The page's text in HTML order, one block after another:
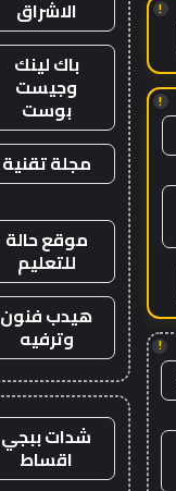
!
!
!
الاشراق
باك لينك
وجيست
بوست
مجلة تقنية
موقع حالة
للتعليم
هيدب فنون
وترفيه
شدات ببجي
اقساط